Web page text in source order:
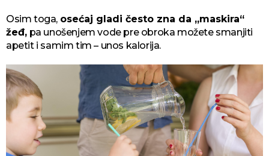
Osim toga, osećaj gladi često zna da „maskira“
žeđ, pa unošenjem vode pre obroka možete smanjiti
apetit i samim tim – unos kalorija.